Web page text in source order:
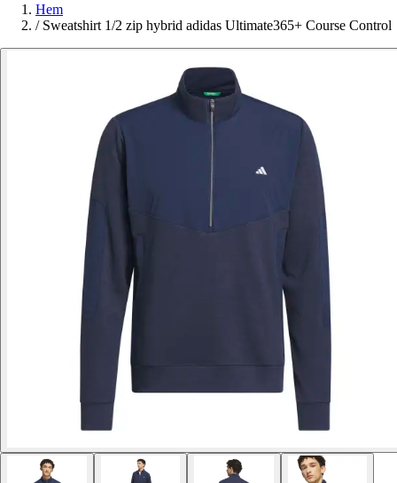
Hem
/ Sweatshirt 1/2 zip hybrid adidas Ultimate365+ Course Control